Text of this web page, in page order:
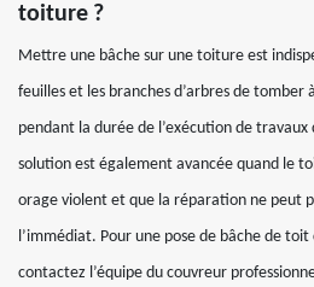
toiture ?
Mettre une bâche sur une toiture est
feuilles et les branches d’arbres de tomber
pendant la durée de l’exécution de
solution est également avancée quand le
orage violent et que la réparation ne peut
l’immédiat. Pour une pose de bâche de
contactez l’équipe du couvreur